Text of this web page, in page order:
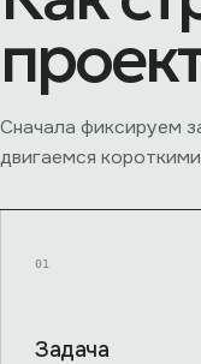
Сначала фиксируем
двигаемся
01
Задача